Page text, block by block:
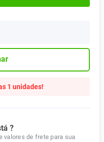
1 unidades!
?
valores de frete para sua